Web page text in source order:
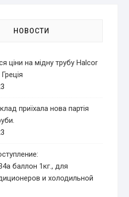
НОВОСТИ
ціни на мідну трубу Halcor
приїхала нова партія
баллон 1кг., для
и холодильной